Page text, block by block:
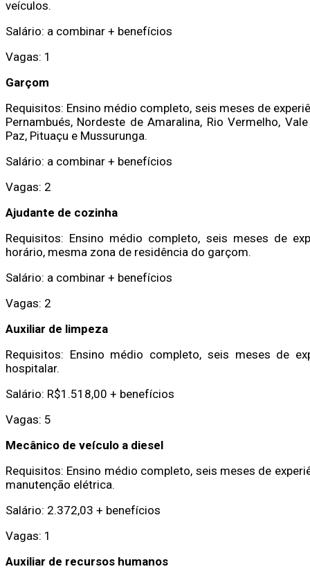
veículos.
Salário: a combinar + benefícios
Vagas: 1
Garçom
Requisitos: Ensino médio completo, seis meses de
Pernambués, Nordeste de Amaralina, Rio Vermelho,
Paz, Pituaçu e Mussurunga.
Salário: a combinar + benefícios
Vagas: 2
Ajudante de cozinha
Requisitos: Ensino médio completo, seis meses de
horário, mesma zona de residência do garçom.
Salário: a combinar + benefícios
Vagas: 2
Auxiliar de limpeza
Requisitos: Ensino médio completo, seis meses de
hospitalar.
Salário: R$1.518,00 + benefícios
Vagas: 5
Mecânico de veículo a diesel
Requisitos: Ensino médio completo, seis meses de
manutenção elétrica.
Salário: 2.372,03 + benefícios
Vagas: 1
Auxiliar de recursos humanos